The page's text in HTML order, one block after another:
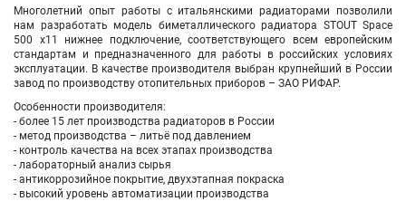
Многолетний опыт работы с итальянскими радиаторами позволили
нам разработать модель биметаллического радиатора STOUT Space
500 х11 нижнее подключение, соответствующего всем европейским
стандартам и предназначенного для работы в российских условиях
эксплуатации. В качестве производителя выбран крупнейший в России
завод по производству отопительных приборов – ЗАО РИФАР.
Особенности производителя:
- более 15 лет производства радиаторов в России
- метод производства – литьё под давлением
- контроль качества на всех этапах производства
- лабораторный анализ сырья
- антикоррозийное покрытие, двухэтапная покраска
- высокий уровень автоматизации производства